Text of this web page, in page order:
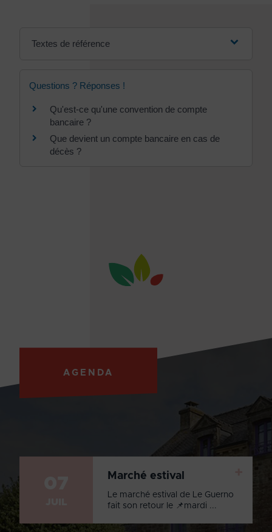
Textes de référence
Questions ? Réponses !
Qu'est-ce qu'une convention de compte
bancaire ?
Que devient un compte bancaire en cas de
décès ?
AGENDA
Marché estival
Le marché estival de Le Guerno
fait son retour le 📌mardi ...